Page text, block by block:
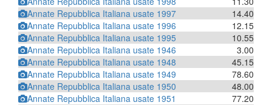
Annate Repubblica Italiana usate 1997
14.40
Annate Repubblica Italiana usate 1996
12.15
Annate Repubblica Italiana usate 1995
10.55
Annate Repubblica Italiana usate 1946
3.00
Annate Repubblica Italiana usate 1948
45.15
Annate Repubblica Italiana usate 1949
78.60
Annate Repubblica Italiana usate 1950
48.00
Annate Repubblica Italiana usate 1951
77.20